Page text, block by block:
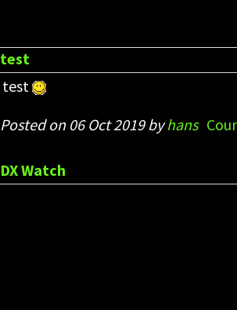
test
test
Posted on 06 Oct 2019 byhans
DX Watch